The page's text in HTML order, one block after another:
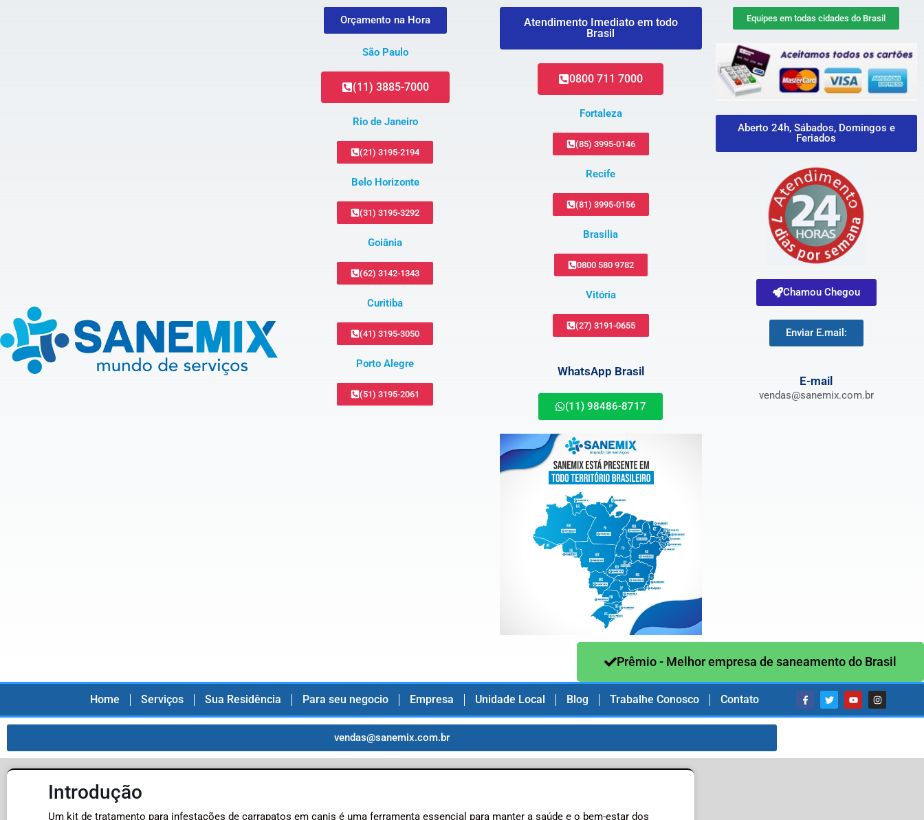
Orçamento na Hora
São Paulo
(11) 3885-7000
Rio de Janeiro
(21) 3195-2194
Belo Horizonte
(31) 3195-3292
Goiânia
(62) 3142-1343
Curitiba
(41) 3195-3050
Porto Alegre
(51) 3195-2061
Atendimento Imediato em todo
Brasil
0800 711 7000
Fortaleza
(85) 3995-0146
Recife
(81) 3995-0156
Brasilia
0800 580 9782
Vitória
(27) 3191-0655
WhatsApp Brasil
(11) 98486-8717
Equipes em todas cidades do Brasil
Aberto 24h, Sábados, Domingos e
Feriados
Chamou Chegou
Enviar E.mail:
E-mail
vendas@sanemix.com.br
Prêmio - Melhor empresa de saneamento do Brasil
Home Serviços Sua Residência Para seu negocio Empresa Unidade Local Blog Trabalhe Conosco Contato
vendas@sanemix.com.br
Introdução
Um kit de tratamento para infestações de carrapatos em canis é uma ferramenta essencial para manter a saúde e o bem-estar dos